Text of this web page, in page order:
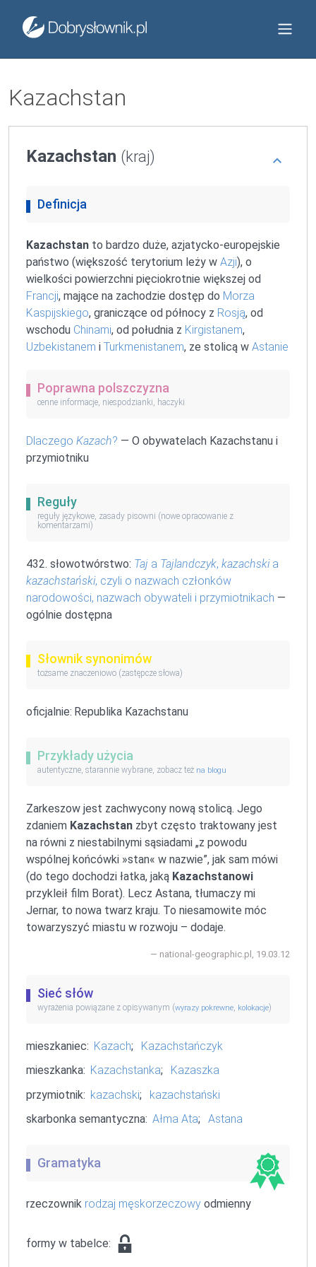
Kazachstan
Kazachstan (kraj)
Definicja
Kazachstan to bardzo duże, azjatycko-europejskie
państwo (większość terytorium leży w Azji), o
wielkości powierzchni pięciokrotnie większej od
Francji, mające na zachodzie dostęp do Morza
Kaspijskiego, graniczące od północy z Rosją, od
wschodu Chinami, od południa z Kirgistanem,
Uzbekistanem i Turkmenistanem, ze stolicą w Astanie
Poprawna polszczyzna
cenne informacje, niespodzianki, haczyki
Dlaczego Kazach? — O obywatelach Kazachstanu i
przymiotniku
Reguły
reguły językowe, zasady pisowni (nowe opracowanie z
komentarzami)
432. słowotwórstwo: Taj a Tajlandczyk, kazachskia
kazachstański, czyli o nazwach członków
narodowości, nazwach obywateli i przymiotnikach —
ogólnie dostępna
Słownik synonimów
tożsame znaczeniowo (zastępcze słowa)
oficjalnie: Republika Kazachstanu
Przykłady użycia
autentyczne, starannie wybrane, zobacz też na blogu
Zarkeszow jest zachwycony nową stolicą. Jego
zdaniem Kazachstan zbyt często traktowany jest
na równi z niestabilnymi sąsiadami „z powodu
wspólnej końcówki »stan« w nazwie”, jak sam mówi
(do tego dochodzi łatka, jaką Kazachstanowi
przykleił film Borat). Lecz Astana, tłumaczy mi
Jernar, to nowa twarz kraju. To niesamowite móc
towarzyszyć miastu w rozwoju – dodaje.
national-geographic .pl, 19.03.12
Sieć słów
wyrażenia powiązane z opisywanym (wyrazy pokrewne kolokacje)
mieszkaniec: Kazach;
Kazachstańczyk
mieszkanka: Kazachstanka;
Kazaszka
przymiotnik: kazachski;
kazachstański
skarbonka semantyczna: Ałma Ata; Astana
Gramatyka
rzeczownik rodzaj męskorzeczowy odmienny
formy w tabelce: